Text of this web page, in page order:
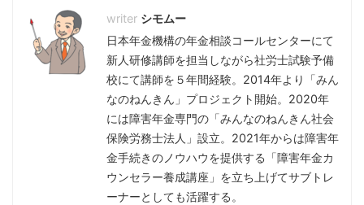
シモムー
日本年金機構の年金相談コールセンターにて
新人研修講師を担当しながら社労士試験予備
校にて講師を５年間経験。2014年より「みん
なのねんきん」プロジェクト開始。2020年
には障害年金専門の「みんなのねんきん社会
保険労務士法人」設立。2021年からは障害年
金手続きのノウハウを提供する「障害年金カ
ウンセラー養成講座」を立ち上げてサブトレ
ーナーとしても活躍する。